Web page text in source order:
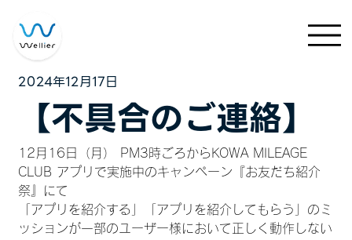
2024年12月17日
【不具合のご連絡】
12月16日（月） PM3時ごろからKOWA MILEAGE
CLUB アプリで実施中のキャンペーン『お友だち紹介
祭』にて
「アプリを紹介する」「アプリを紹介してもらう」のミ
ッションが一部のユーザー様において正しく動作しない